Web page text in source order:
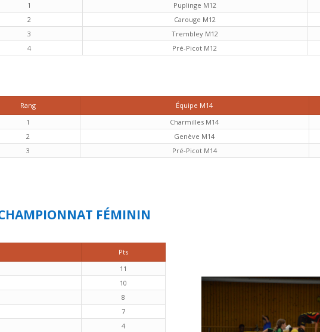
1
Puplinge M12
2
Carouge M12
3
Trembley M12
4
Pré-Picot M12
Rang Équipe M14
1
Charmilles M14
2
Genève M14
3
Pré-Picot M14
FÉMININ
Pts
11
10
8
7
4